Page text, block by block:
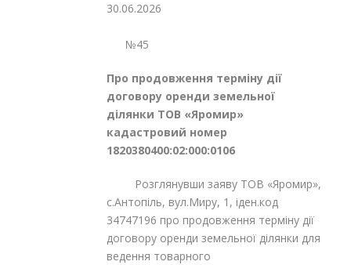
30.06.2026
№45
Про продовження терміну дії
договору оренди земельної
ділянки ТОВ «Яромир»
кадастровий номер
1820380400:02:000:0106
Розглянувши заяву ТОВ «Яромир»,
с.Антопіль, вул.Миру, 1, іден.код
34747196 про продовження терміну дії
договору оренди земельної ділянки для
ведення товарного